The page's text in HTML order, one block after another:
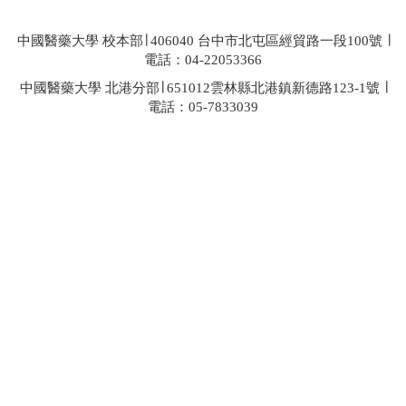
中國醫藥大學 校本部∣ 406040 台中市北屯區經貿路一段100號 ∣
電話：04-22053366
中國醫藥大學 北港分部∣ 651012雲林縣北港鎮新德路123-1號 ∣
電話：05-7833039